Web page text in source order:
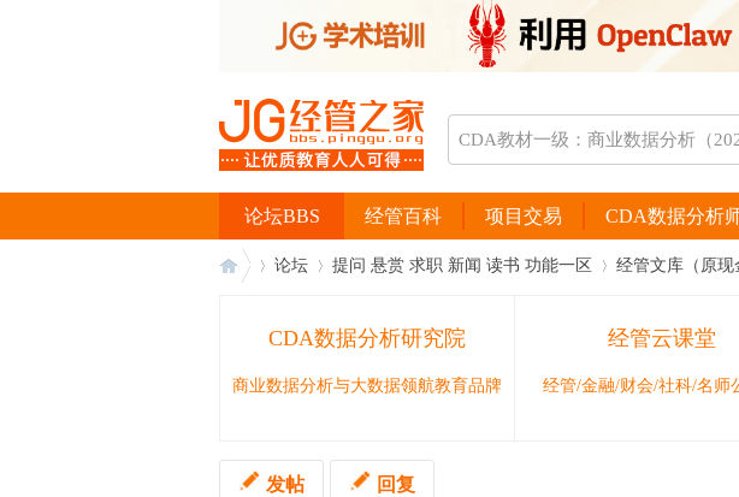
经管百科 项目交易 CDA数据分析
论坛BBS
论坛 提问 悬赏 求职 新闻 读书 功能一区 经管文库（原现
CDA数据分析研究院
商业数据分析与大数据领航教育品牌
经管云课堂
经管/金融/财会/社科/名师
发帖 回复